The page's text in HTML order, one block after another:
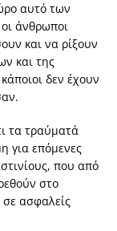
αυτό των
άνθρωποι
και να ρίξουν
και της
δεν έχουν
τα τραύματά
για επόμενες
που από
στο
σε ασφαλείς